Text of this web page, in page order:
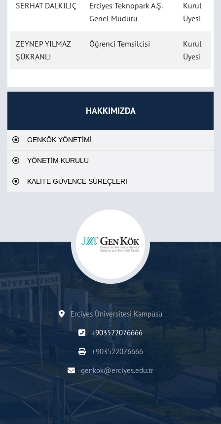
HAKKIMIZDA
GENKÖK YÖNETİMİ
YÖNETİM KURULU
KALİTE GÜVENCE SÜREÇLERİ
SERHAT DALKILIÇ
Erciyes Teknopark A.Ş.
Genel Müdürü
Kurul
Üyesi
ZEYNEP YILMAZ
ŞÜKRANLI
Öğrenci Temsilcisi
Kurul
Üyesi
Erciyes Üniversitesi Kampüsü
+903522076666
+903522076666
genkok@erciyes.edu.tr